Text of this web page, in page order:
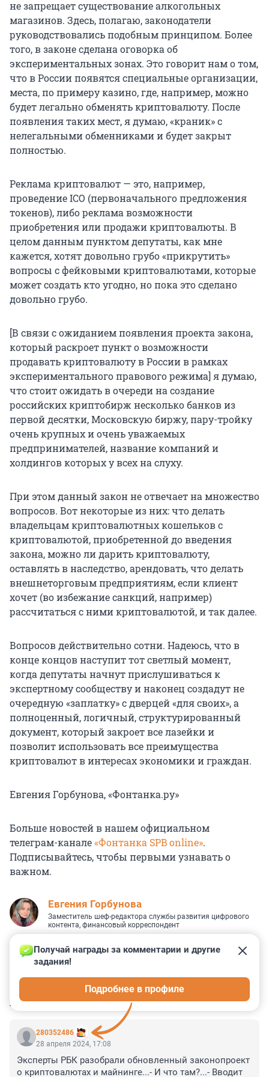
не запрещает существование алкогольных
магазинов. Здесь, полагаю, законодатели
руководствовались подобным принципом. Более
того, в законе сделана оговорка об
экспериментальных зонах. Это говорит нам о том,
что в России появятся специальные организации,
места, по примеру казино, где, например, можно
будет легально обменять криптовалюту. После
появления таких мест, я думаю, «краник» с
нелегальными обменниками и будет закрыт
полностью.
Реклама криптовалют — это, например,
проведение ICO (первоначального предложения
токенов), либо реклама возможности
приобретения или продажи криптовалюты. В
целом данным пунктом депутаты, как мне
кажется, хотят довольно грубо «прикрутить»
вопросы с фейковыми криптовалютами, которые
может создать кто угодно, но пока это сделано
довольно грубо.
[В связи с ожиданием появления проекта закона,
который раскроет пункт о возможности
продавать криптовалюту в России в рамках
экспериментального правового режима] я думаю,
что стоит ожидать в очереди на создание
российских криптобирж несколько банков из
первой десятки, Московскую биржу, пару-тройку
очень крупных и очень уважаемых
предпринимателей, название компаний и
холдингов которых у всех на слуху.
При этом данный закон не отвечает на множество
вопросов. Вот некоторые из них: что делать
владельцам криптовалютных кошельков с
криптовалютой, приобретенной до введения
закона, можно ли дарить криптовалюту,
оставлять в наследство, арендовать, что делать
внешнеторговым предприятиям, если клиент
хочет (во избежание санкций, например)
рассчитаться с ними криптовалютой, и так далее.
Вопросов действительно сотни. Надеюсь, что в
конце концов наступит тот светлый момент,
когда депутаты начнут прислушиваться к
экспертному сообществу и наконец создадут не
очередную «заплатку» с дверцей «для своих», а
полноценный, логичный, структурированный
документ, который закроет все лазейки и
позволит использовать все преимущества
криптовалют в интересах экономики и граждан.
Евгения Горбунова, «Фонтанка.ру»
Больше новостей в нашем официальном
телеграм-канале«Фонтанка SPB online».
Подписывайтесь, чтобы первыми узнавать о
важном.
Евгения Горбунова
Заместитель шеф-редактора службы развития цифрового
контента, финансовый корреспондент
КОММЕНТАРИИ 9
280352486
Получай награды за комментарии и другие
задания!
Подробнее в профиле
28 апреля 2024, 17:08
Эксперты РБК разобрали обновленный законопроект
о криптовалютах и майнинге...- И что там?...- Вводит